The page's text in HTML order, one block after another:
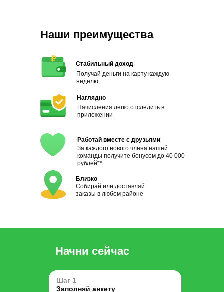
Наши преимущества
Стабильный доход
Получай деньги на карту каждую
неделю
Наглядно
Начисления легко отследить в
приложении
Работай вместе с друзьями
За каждого нового члена нашей
команды получите бонусом до 40 000
рублей**
Близко
Собирай или доставляй
заказы в любом районе
Начни сейчас
Шаг 1
Заполняй анкету